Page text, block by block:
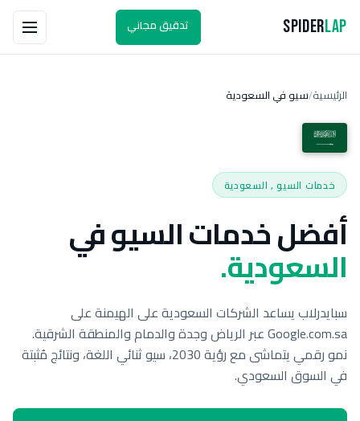
SpiderLap تدقيق مجاني
الرئيسية/سيو في السعودية
خدمات السيو , السعودية
أفضل خدمات السيو في
السعودية.
سبايدرلاب يساعد الشركات السعودية على الهيمنة على
Google.com.sa عبر الرياض وجدة والدمام والمنطقة الشرقية.
نمو رقمي يتماشى مع رؤية 2030، سيو ثنائي اللغة، ونتائج مُثبتة
في السوق السعودي.